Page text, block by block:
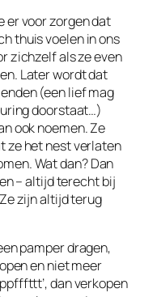
er voor zorgen dat
thuis voelen in ons
zichzelf als ze even
Later wordt dat
(een lief mag
doorstaat…)
ook noemen. Ze
ze het nest verlaten
Wat dan? Dan
– altijd terecht bij
zijn altijd terug
pamper dragen,
en niet meer
dan verkopen